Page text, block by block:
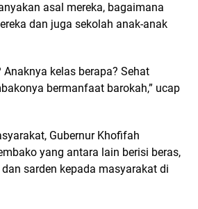
asal mereka, bagaimana
dan juga sekolah anak-anak
kelas berapa? Sehat
bermanfaat barokah,” ucap
Gubernur Khofifah
yang antara lain berisi beras,
sarden kepada masyarakat di